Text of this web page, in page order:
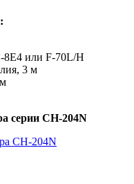
8E4 или F-70L/H
3 м
серии CH-204N